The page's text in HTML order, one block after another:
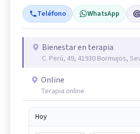
Teléfono WhatsApp
Bienestar en terapia
C. Perú, 49, 41930 Bormujos,
Online
Terapia online
Hoy